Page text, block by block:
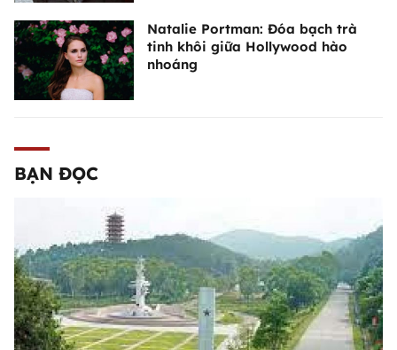
Natalie Portman: Đóa bạch trà
tinh khôi giữa Hollywood hào
nhoáng
BẠN ĐỌC
Ngã ba Đồng Lộc - vang mãi khúc
tráng ca